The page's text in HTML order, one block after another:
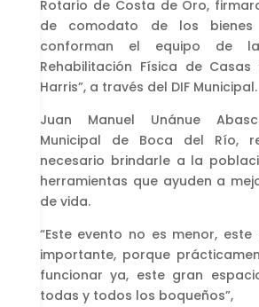
Rotario de Costa de Oro,
de comodato de los bienes
conforman el equipo de
Rehabilitación Física de Casas
Harris”, a través del DIF Municipal.
Juan Manuel Unánue
Municipal de Boca del Río,
necesario brindarle a la
herramientas que ayuden a
de vida.
“Este evento no es menor,
importante, porque
funcionar ya, este gran
todas y todos los boqueños”,